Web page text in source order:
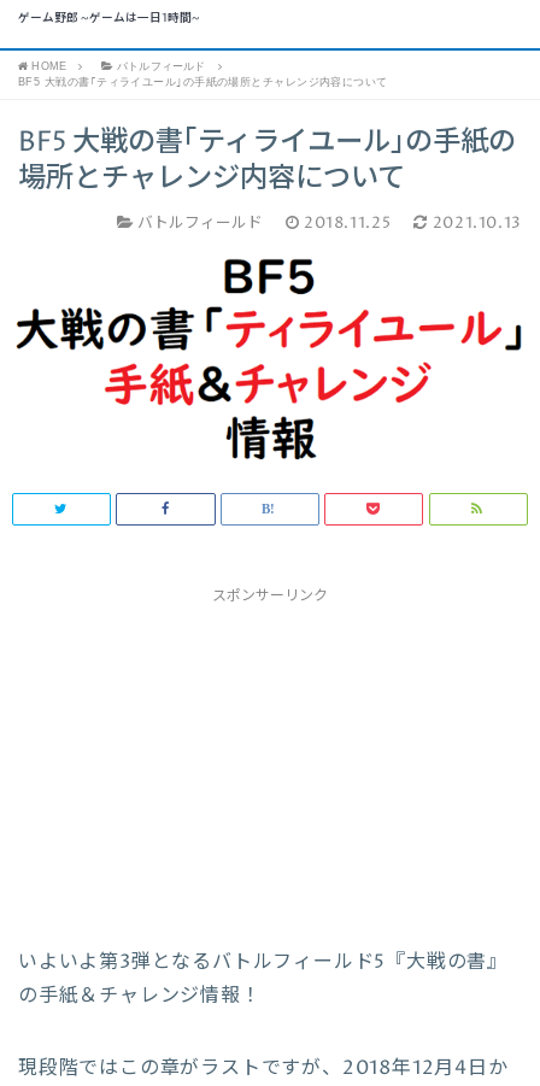
ゲーム野郎 ~ゲームは一日1時間~
HOME
バトルフィールド
BF5 大戦の書｢ティライユール｣の手紙の場所とチャレンジ内容について
BF5 大戦の書｢ティライユール｣の手紙の
場所とチャレンジ内容について
バトルフィールド 2018.11.25 2021.10.13
スポンサーリンク
いよいよ第3弾となるバトルフィールド5『大戦の書』
の手紙＆チャレンジ情報！
現段階ではこの章がラストですが、2018年12月4日か